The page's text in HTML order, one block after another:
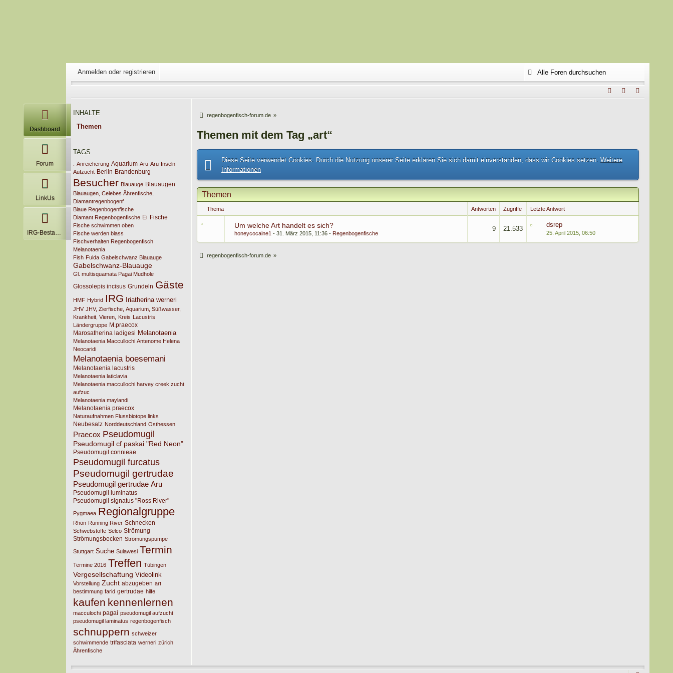
Anmelden oder registrieren
Dashboard
Forum
LinkUs
IRG-Bestandsliste
INHALTE
Themen
TAGS
Anreicherung Aquarium Aru Aru-Inseln
Aufzucht Berlin-Brandenburg
Besucher Blauauge Blauaugen
Blauaugen, Celebes Ährenfische,
Diamantregenbogenf
Blaue Regenbogenfische
Diamant Regenbogenfische Ei Fische
Fische schwimmen oben
Fische werden blass
Fischverhalten Regenbogenfisch
Melanotaenia
Fish Fulda Gabelschwanz Blauauge
Gabelschwanz-Blauauge
Gl. multisquamata Pagai Mudhole
Glossolepis incisus Grundeln Gäste
HMF Hybrid IRG Iriatherina werneri
JHV JHV, Zierfische, Aquarium, Süßwasser,
Krankheit, Vieren,
Kreis Lacustris
Ländergruppe M.praecox
Marosatherina ladigesi Melanotaenia
Melanotaenia Maccullochi Antenome Helena
Neocaridi
Melanotaenia boesemani
Melanotaenia lacustris
Melanotaenia laticlavia
Melanotaenia maccullochi harvey creek zucht
aufzuc
Melanotaenia maylandi
Melanotaenia praecox
Naturaufnahmen Flussbiotope links
Neubesatz Norddeutschland Osthessen
Praecox Pseudomugil
Pseudomugil cf paskai "Red Neon"
Pseudomugil connieae
Pseudomugil furcatus
Pseudomugil gertrudae
Pseudomugil gertrudae Aru
Pseudomugil luminatus
Pseudomugil signatus "Ross River"
Pygmaea Regionalgruppe
Rhön Running River Schnecken
Schwebstoffe Selco Strömung
Strömungsbecken Strömungspumpe
Stuttgart Suche Sulawesi Termin
Termine 2016 Treffen Tübingen
Vergesellschaftung Videolink
Vorstellung Zucht abzugeben art
bestimmung farid gertrudae hilfe
kaufen kennenlernen
macculochi pagai pseudomugil aufzucht
pseudomugil laminatus regenbogenfisch
schnuppern schweizer
schwimmende trifasciata werneri zürich
Ährenfische
regenbogenfisch-forum.de »
Themen mit dem Tag „art“
Diese Seite verwendet Cookies. Durch die Nutzung unserer Seite erklären Sie sich damit einverstanden, dass wir Cookies setzen.Weitere
Informationen
Themen
Thema Antworten Zugriffe Letzte Antwort
Um welche Art handelt es sich?
honeycocaine1 31. März 2015, 11:36 Regenbogenfische
9 21.533
dsrep
25. April 2015, 06:50
regenbogenfisch-forum.de »